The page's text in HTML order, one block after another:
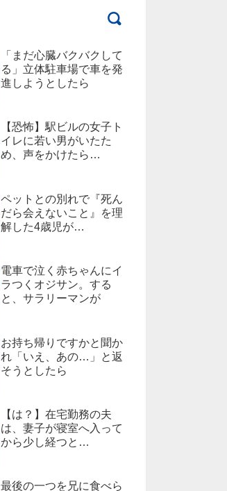
「まだ心臓バクバクして
る」立体駐車場で車を発
進しようとしたら
【恐怖】駅ビルの女子ト
イレに若い男がいたた
め、声をかけたら…
ペットとの別れで『死ん
だら会えないこと』を理
解した4歳児が…
電車で泣く赤ちゃんにイ
ラつくオジサン。する
と、サラリーマンが
お持ち帰りですかと聞か
れ「いえ、あの…」と返
そうとしたら
【は？】在宅勤務の夫
は、妻子が寝室へ入って
から少し経つと…
最後の一つを兄に食べら